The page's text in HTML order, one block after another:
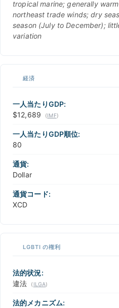
tropical marine; generally
northeast trade winds; dry
season (July to December);
variation
経済
一人当たりGDP:
$12,689
(IMF)
一人当たりGDP順位:
80
通貨:
Dollar
通貨コード:
XCD
LGBTI の権利
法的状況:
違法
( ILGA)
法的メカニズム: